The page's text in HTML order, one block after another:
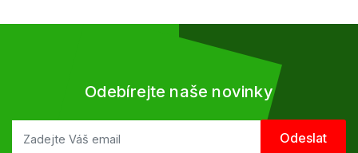
Odebírejte naše novinky